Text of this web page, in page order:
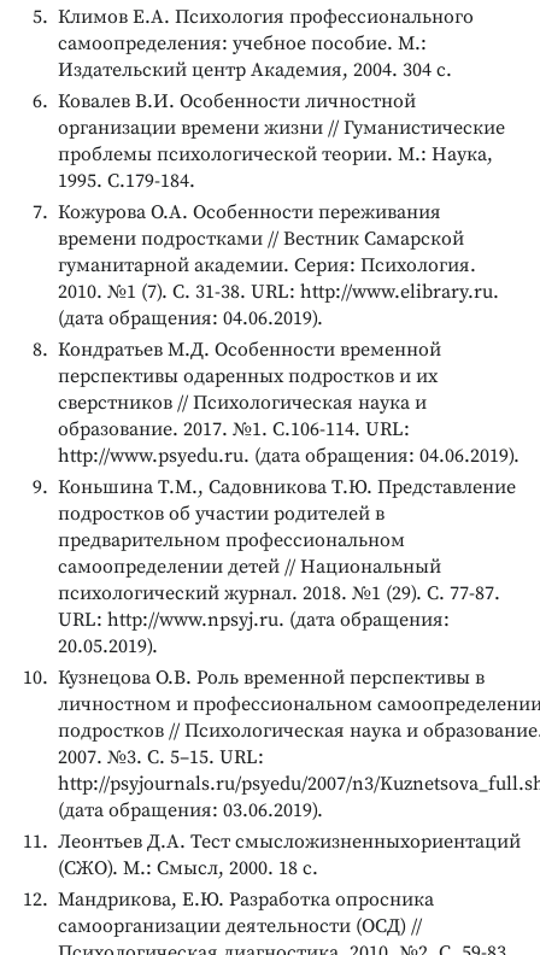
Климов Е.А. Психология профессионального
самоопределения: учебное пособие. М.:
Издательский центр Академия, 2004. 304 с.
Ковалев В.И. Особенности личностной
организации времени жизни // Гуманистические
проблемы психологической теории. М.: Наука,
1995. С.179-184.
Кожурова О.А. Особенности переживания
времени подростками // Вестник Самарской
гуманитарной академии. Серия: Психология.
2010. №1 (7). С. 31-38. URL: http://www.elibrary.ru.
(дата обращения: 04.06.2019).
Кондратьев М.Д. Особенности временной
перспективы одаренных подростков и их
сверстников // Психологическая наука и
образование. 2017. №1. С.106-114. URL:
http://www.psyedu.ru. (дата обращения: 04.06.2019).
Коньшина Т.М., Садовникова Т.Ю. Представление
подростков об участии родителей в
предварительном профессиональном
самоопределении детей // Национальный
психологический журнал. 2018. №1 (29). С. 77-87.
URL: http://www.npsyj.ru. (дата обращения:
20.05.2019).
Кузнецова О.В. Роль временной перспективы в
личностном и профессиональном
подростков // Психологическая наука и
2007. №3. С. 5–15. URL:
http://psyjournals.ru/psyedu/2007/n3/
(дата обращения: 03.06.2019).
Леонтьев Д.А. Тест смысложизненныхориентаций
(СЖО). М.: Смысл, 2000. 18 с.
Мандрикова, Е.Ю. Разработка опросника
самоорганизации деятельности (ОСД) //